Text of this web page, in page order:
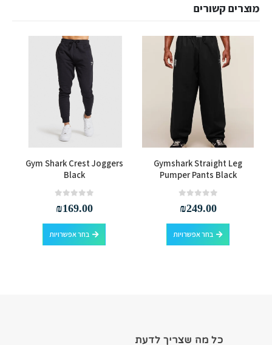
מוצרים קשורים
למוצר זה יש מספר סוגים. ניתן לבחור את האפשרויות בעמוד המוצר
Gymshark Straight Leg
Pumper Pants Black
₪249.00
בחר אפשרויות
למוצר זה יש מספר סוגים. ניתן לבחור את האפשרויות בעמוד המוצר
למוצר זה יש מספר סוגים. ניתן לבחור את האפשרויות בעמוד המוצר
Gym Shark Crest Joggers
Black
₪169.00
בחר אפשרויות
למוצר זה יש מספר סוגים. ניתן לבחור את האפשרויות בעמוד המוצר
כל מה שצריך לדעת